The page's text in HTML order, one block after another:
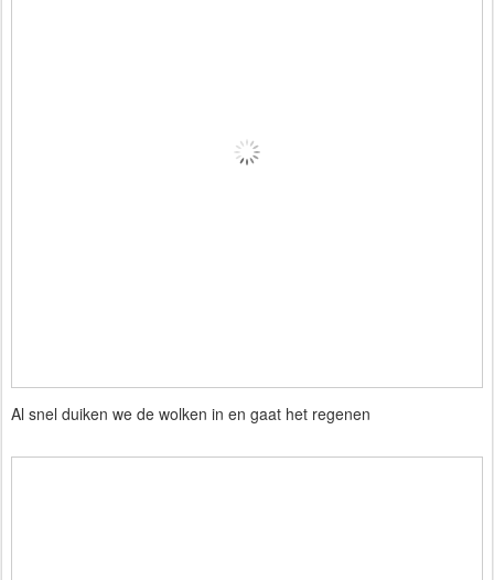
Al snel duiken we de wolken in en gaat het regenen